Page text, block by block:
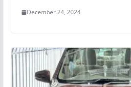
December 24, 2024